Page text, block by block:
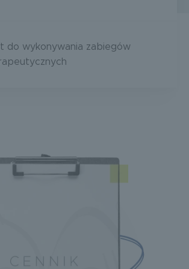
do wykonywania zabiegów